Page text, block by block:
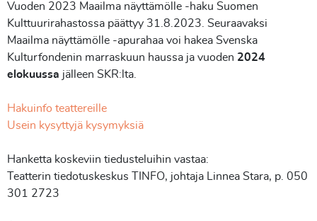
Vuoden 2023 Maailma näyttämölle -haku Suomen
Kulttuurirahastossa päättyy 31.8.2023. Seuraavaksi
Maailma näyttämölle -apurahaa voi hakea Svenska
Kulturfondenin marraskuun haussa ja vuoden 2024
elokuussa jälleen SKR:lta.
Hakuinfo teattereille
Usein kysyttyjä kysymyksiä
Hanketta koskeviin tiedusteluihin vastaa:
Teatterin tiedotuskeskus TINFO, johtaja Linnea Stara, p. 050
301 2723